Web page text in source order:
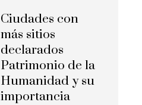
Ciudades con
más sitios
declarados
Patrimonio de la
Humanidad y su
importancia